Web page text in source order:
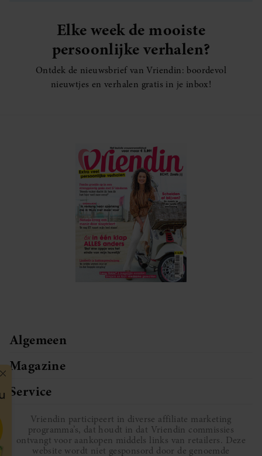
Elke week de mooiste
persoonlijke verhalen?
Ontdek de nieuwsbrief van Vriendin: boordevol
nieuwtjes en verhalen gratis in je inbox!
Algemeen
Magazine
Service
Vriendin participeert in diverse affiliate marketing
programma’s, dat houdt in dat Vriendin commissies
ontvangt voor aankopen middels links van retailers. Deze
website wordt niet gesponsord door de genoemde